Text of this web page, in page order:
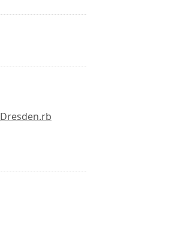
Dresden.rb